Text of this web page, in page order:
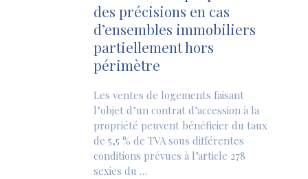
des précisions en cas
d’ensembles immobiliers
partiellement hors
périmètre
Les ventes de logements faisant
l’objet d’un contrat d’accession à la
propriété peuvent bénéficier du taux
de 5,5 % de TVA sous différentes
conditions prévues à l’article 278
sexies du …